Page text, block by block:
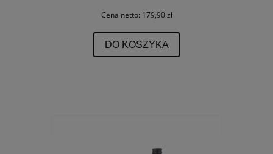
Cena netto: 179,90 zł
DO KOSZYKA